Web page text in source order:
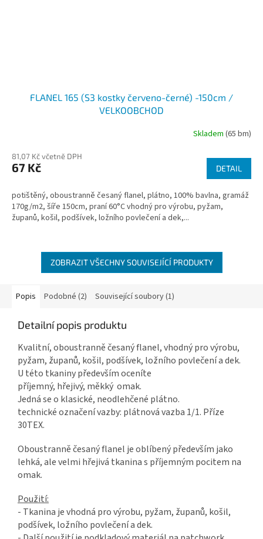
FLANEL 165 (S3 kostky červeno-černé) -150cm /
VELKOOBCHOD
Skladem (65 bm)
81,07 Kč včetně DPH
67 Kč DETAIL
potištěný, oboustranně česaný flanel, plátno, 100% bavlna, gramáž
170g/m2, šíře 150cm, praní 60°C vhodný pro výrobu, pyžam,
županů, košil, podšívek, ložního povlečení a dek,...
ZOBRAZIT VŠECHNY SOUVISEJÍCÍ PRODUKTY
Popis Podobné (2) Související soubory (1)
Detailní popis produktu
Kvalitní, oboustranně česaný flanel, vhodný pro výrobu,
pyžam, županů, košil, podšívek, ložního povlečení a dek.
U této tkaniny především oceníte
příjemný, hřejivý, měkký omak.
Jedná se o klasické, neodlehčené plátno.
technické označení vazby: plátnová vazba 1/1. Příze
30TEX.
Oboustranně česaný flanel je oblíbený především jako
lehká, ale velmi hřejivá tkanina s příjemným pocitem na
omak.
Použití:
- Tkanina je vhodná pro výrobu, pyžam, županů, košil,
podšívek, ložního povlečení a dek.